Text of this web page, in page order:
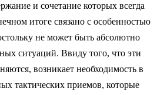
и сочетание которых всегда
итоге связано с особенностью
не может быть абсолютно
ситуаций. Ввиду того, что эти
возникает необходимость в
тактических приемов, которые